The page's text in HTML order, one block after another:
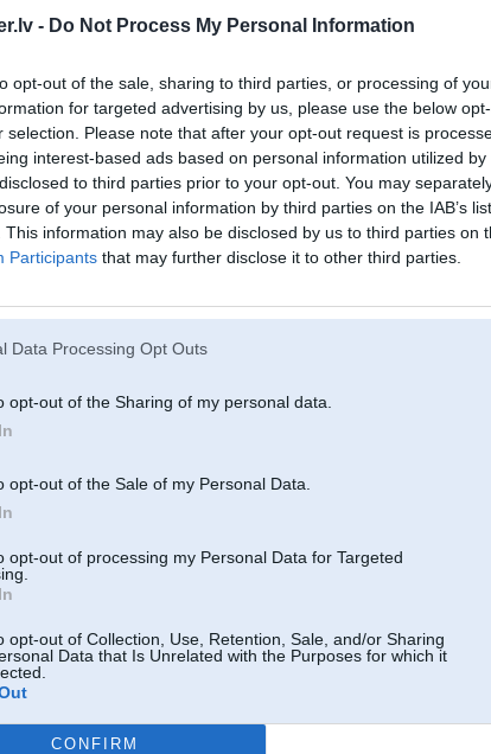
- Do Not Process My Personal Information
opt-out of the sale, sharing to third parties, or processing of
for targeted advertising by us, please use the below
selection. Please note that after your opt-out request is
interest-based ads based on personal information utilized
to third parties prior to your opt-out. You may
of your personal information by third parties on the IAB’s
This information may also be disclosed by us to third parties on
Participants that may further disclose it to other third parties.
Data Processing Opt Outs
opt-out of the Sharing of my personal data.
opt-out of the Sale of my Personal Data.
opt-out of processing my Personal Data for Targeted
opt-out of Collection, Use, Retention, Sale, and/or Sharing
Data that Is Unrelated with the Purposes for which it
CONFIRM
2007-12-14 00:00, Dumpis rakstīja:
pērkot klučus klāt pirku ar kaut kādu vadu, tas laikam bija tas kas
Jā, tas ir īstais kā e38, bet viņu pievienojot nekam vairs
-----------------
Logo, vizītkaršu, plakātu, bukletu, flash u.c izveide. vissaldākās
You have to reset the light by leaving the ignition switch on
I recommend buying a new wear pad sensor as well because now